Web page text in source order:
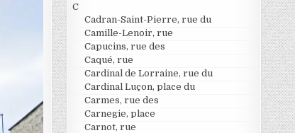
C
Cadran-Saint-Pierre, rue du
Camille-Lenoir, rue
Capucins, rue des
Caqué, rue
Cardinal de Lorraine, rue du
Cardinal Luçon, place du
Carmes, rue des
Carnegie, place
Carnot, rue